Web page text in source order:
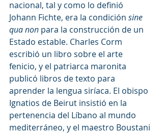
nacional, tal y como lo definió
Johann Fichte, era la condición sine
qua non para la construcción de un
Estado estable. Charles Corm
escribió un libro sobre el arte
fenicio, y el patriarca maronita
publicó libros de texto para
aprender la lengua siríaca. El obispo
Ignatios de Beirut insistió en la
pertenencia del Líbano al mundo
mediterráneo, y el maestro Boustani